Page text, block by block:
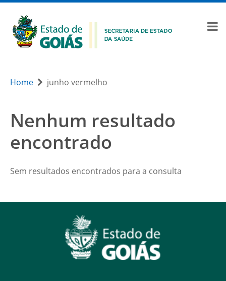
Home junho vermelho
Nenhum resultado
encontrado
Sem resultados encontrados para a consulta